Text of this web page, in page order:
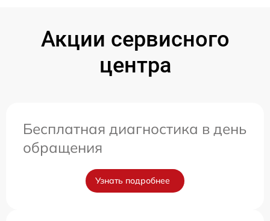
Акции сервисного
центра
Бесплатная диагностика в день
обращения
Узнать подробнее